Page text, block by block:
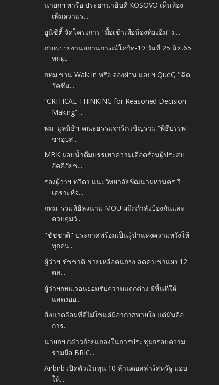
นายกฯ หารือ ประธานาธิบดี KOSOVO เห็นพ้อง
เพิ่มความร...
ยูนิซิตี้ จัดโครงการ “มื้อเช้าเพื่อน้องท้องอิ่ม” ม...
ศบค.รายงานสถานการณ์โควิด-19 วันที่ 25 มิ.ย.65
พบผู...
กทม.ชวน Walk in หรือ จองผ่าน แอปฯ QueQ "ฉีด
วัคซีน...
“CRITICAL THINKING for Reasoned Decision
Making” ...
พม.-มูลนิธิฯ-คณะธรรมจาริก เชิญร่วม “พิธีบรรพ
ชาอุปส...
MBK มอบน้ำดื่มบรรเทาความเดือดร้อนผู้ประสบ
อัคคีภัยช...
รองผู้ว่าฯ ทวิดา แนะวิทยาลัยพัฒนามหานคร วิ
เคราะห์จ...
กทม. ร่วมพิธีลงนาม MOU ผนึกกำลังป้องกันและ
ควบคุมวั...
"ชัชชาติ" ประกาศพร้อมเป็นผู้นำแห่งความหวังให้
ทุกคน...
ผู้ว่าฯ ชัชชาติ ช่วยเหลือคนกรุง ลดค่าเช่าแผง 12
ตล...
ผู้ว่าฯกทม.วอนยอมรับความแตกต่าง มีพื้นที่ให้
แสดงออ...
สิ่งแวดล้อมที่ดีไม่ใช่แค่มีอากาศหายใจ แต่มันคือ
การ...
นายกฯ กล่าวถ้อยแถลงในการประชุมกรอบความ
ร่วมมือ BRIC...
Airbnb เปิดตัวเงินทุน 10 ล้านดอลล่าร์สหรัฐ มอบ
ให้...